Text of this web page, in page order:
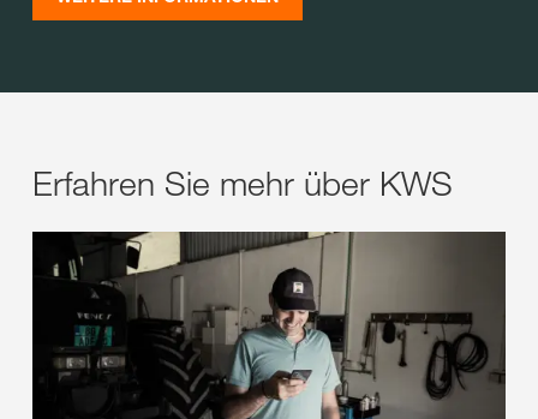
Erfahren Sie mehr über KWS